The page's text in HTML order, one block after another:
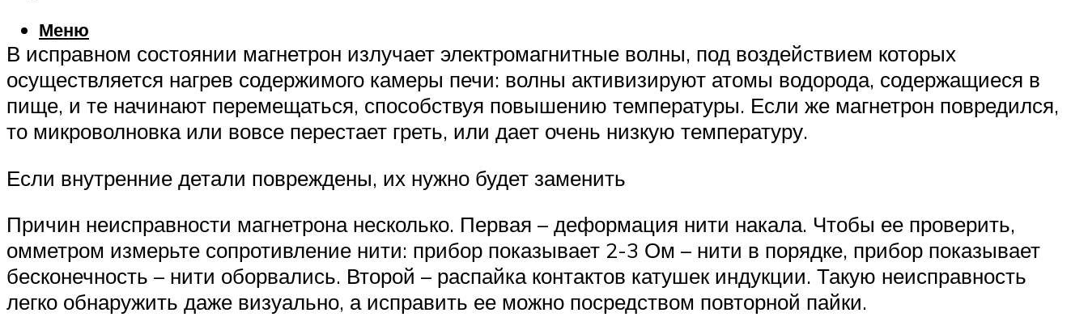
Меню
В исправном состоянии магнетрон излучает электромагнитные волны, под воздействием которых
осуществляется нагрев содержимого камеры печи: волны активизируют атомы водорода, содержащиеся в
пище, и те начинают перемещаться, способствуя повышению температуры. Если же магнетрон повредился,
то микроволновка или вовсе перестает греть, или дает очень низкую температуру.
Если внутренние детали повреждены, их нужно будет заменить
Причин неисправности магнетрона несколько. Первая – деформация нити накала. Чтобы ее проверить,
омметром измерьте сопротивление нити: прибор показывает 2-3 Ом – нити в порядке, прибор показывает
бесконечность – нити оборвались. Второй – распайка контактов катушек индукции. Такую неисправность
легко обнаружить даже визуально, а исправить ее можно посредством повторной пайки.